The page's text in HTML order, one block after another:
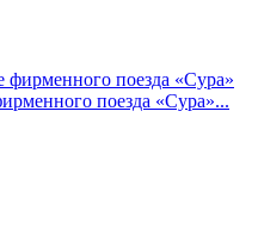
поезда «Сура»...